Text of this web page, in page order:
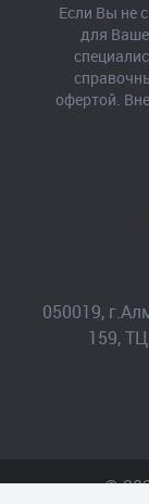
050019,
159,
Если Вы не
для
офертой.
©